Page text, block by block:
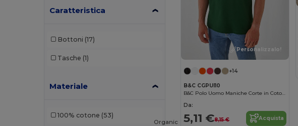
Karlowsky (1)
Larkwood
Malfini (92)
Caratteristica
Bottoni (17)
Tasche (1)
Materiale
100% cotone (53)
Personalizzalo!
+14
B&C CGPUI10
B&C Polo Uomo Maniche Corte in Cotone
Da:
5,11 €8,15 € Acquista
Organic